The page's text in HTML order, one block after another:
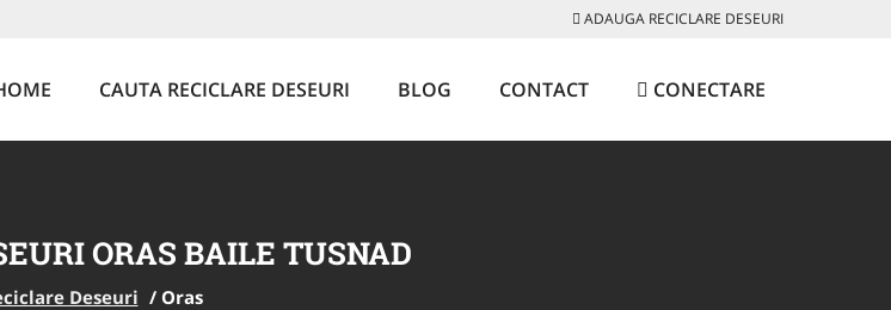
ADAUGA RECICLARE DESEURI
CAUTA RECICLARE DESEURI BLOG CONTACT CONECTARE
ORAS BAILE TUSNAD
Deseuri / Oras